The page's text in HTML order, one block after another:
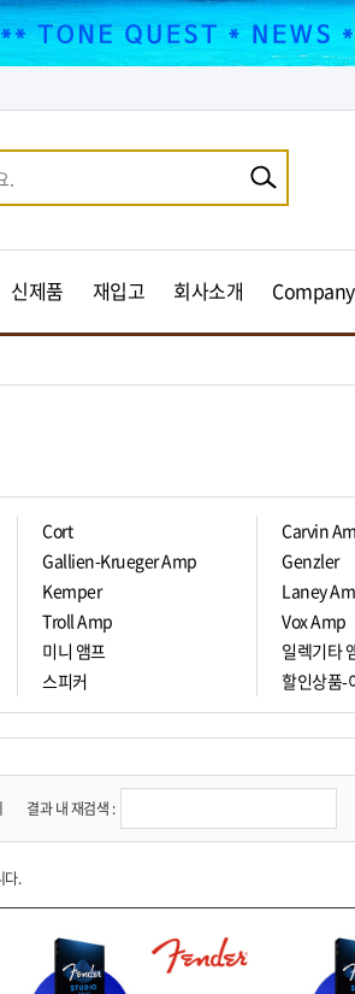
신제품 재입고 회사소개 Company
Cort Carvin
Gallien-Krueger Amp Genzler
Kemper Laney
Troll Amp Vox Amp
미니 앰프 일렉기타
스피커 할인상품-
결과 내 재검색 :
다.